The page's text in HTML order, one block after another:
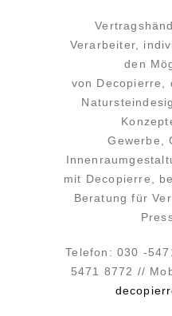
Verarbeiter,
den
von Decopierre,
Gewerbe,
mit Decopierre,
Beratung für
Telefon: 030 -
5471 8772 //